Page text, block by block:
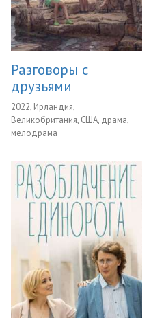
Разговоры с
друзьями
2022, Ирландия,
Великобритания, США, драма,
мелодрама